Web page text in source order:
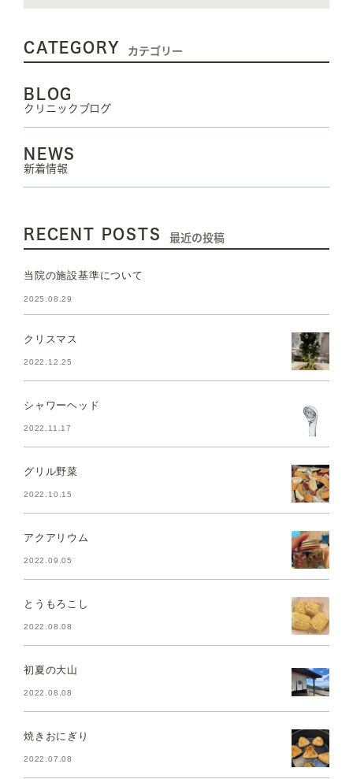
CATEGORY カテゴリー
BLOG
クリニックブログ
NEWS
新着情報
RECENT POSTS 最近の投稿
当院の施設基準について
2025.08.29
クリスマス
2022.12.25
シャワーヘッド
2022.11.17
グリル野菜
2022.10.15
アクアリウム
2022.09.05
とうもろこし
2022.08.08
初夏の大山
2022.08.08
焼きおにぎり
2022.07.08